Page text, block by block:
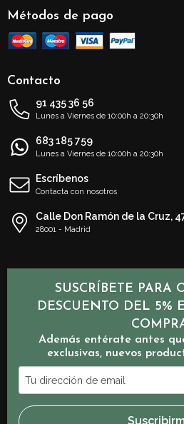
Métodos de pago
Contacto
91 435 36 56
Lunes a Viernes de 10:00h a 20:30h
683 185 759
Lunes a Viernes de 10:00h a 20:30h
Escríbenos
Contacta con nosotros
Calle Don Ramón de la Cruz,
28001 - Madrid
SUSCRÍBETE PARA
DESCUENTO DEL 5%
Además entérate antes
exclusivas, nuevos
Tu
dirección
de